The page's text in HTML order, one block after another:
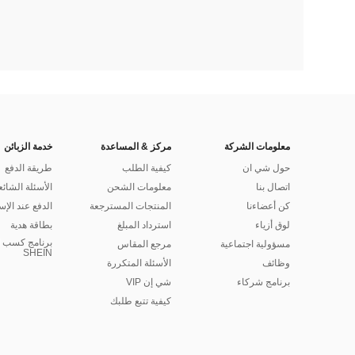
معلومات الشركة
حول شي ان
اتصال بنا
كن أعضاءنا
لوق أزياء
مسؤولية اجتماعية
وظائف
برنامج شركاء
مركز & المساعدة
كيفية الطلب
معلومات الشحن
المنتجات المسترجعة
استرداد المبلغ
مرجع المقاس
الأسئلة المتكررة
شي إن VIP
كيفية تتبع طلبك
خدمة الزبائن
طريقة الدفع
الأسئلة
الدفع عند
بطاقة هدية
برنامج كسب
SHEIN